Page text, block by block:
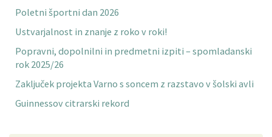
Poletni športni dan 2026
Ustvarjalnost in znanje z roko v roki!
Popravni, dopolnilni in predmetni izpiti – spomladanski
rok 2025/26
Zaključek projekta Varno s soncem z razstavo v šolski avli
Guinnessov citrarski rekord